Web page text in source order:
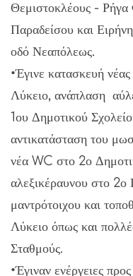
Θεμιστοκλέους - Ρήγα
Παραδείσου και
οδό Νεαπόλεως.
•Έγινε κατασκευή
Λύκειο, ανάπλαση
1ου Δημοτικού
αντικατάσταση του
νέα WC στο 2ο
αλεξικέραυνου στο 2ο
μαντρότοιχου και
Λύκειο όπως και
Σταθμούς.
•Έγιναν ενέργειες